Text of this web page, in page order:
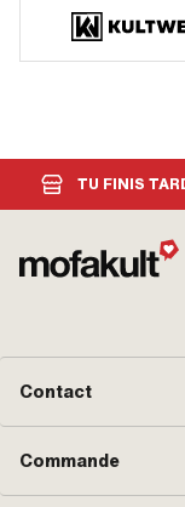
TU FINIS
Contact
Commande